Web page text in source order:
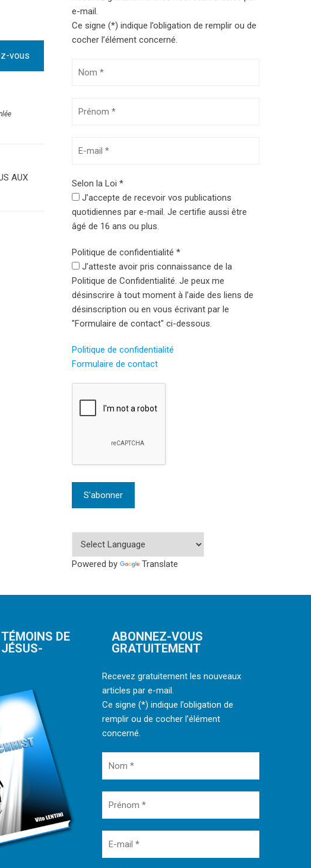
vous
AUX
e-mail.
Ce signe (*) indique l’obligation de remplir ou de
cocher l’élément concerné.
Selon la Loi*
J’accepte de recevoir vos publications
quotidiennes par e-mail. Je certifie aussi être
âgé de 16 ans ou plus.
Politique de confidentialité*
J’atteste avoir pris connaissance de la
Politique de Confidentialité. Je peux me
désinscrire à tout moment à l’aide des liens de
désinscription ou en vous écrivant par le
"Formulaire de contact" ci-dessous.
Politique de confidentialité
Formulaire de contact
Powered by Translate
DE
ABONNEZ-VOUS
GRATUITEMENT
Recevez gratuitement les nouveaux
articles par e-mail.
Ce signe (*) indique l’obligation de
remplir ou de cocher l’élément
concerné.